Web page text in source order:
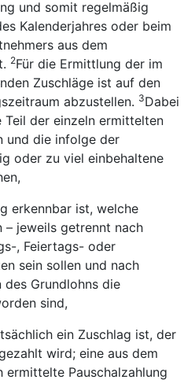
und somit regelmäßig
Kalenderjahres oder beim
aus dem
2Für die Ermittlung der im
Zuschläge ist auf den
abzustellen. 3Dabei
der einzeln ermittelten
und die infolge der
oder zu viel einbehaltene
erkennbar ist, welche
– jeweils getrennt nach
, Feiertags- oder
sein sollen und nach
Grundlohns die
sind,
ein Zuschlag ist, der
wird; eine aus dem
ermittelte Pauschalzahlung